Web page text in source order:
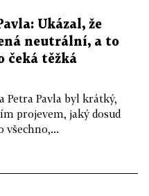
Ukázal, že
neutrální, a to
čeká těžká
Petra Pavla byl krátký,
projevem, jaký dosud
všechno,...